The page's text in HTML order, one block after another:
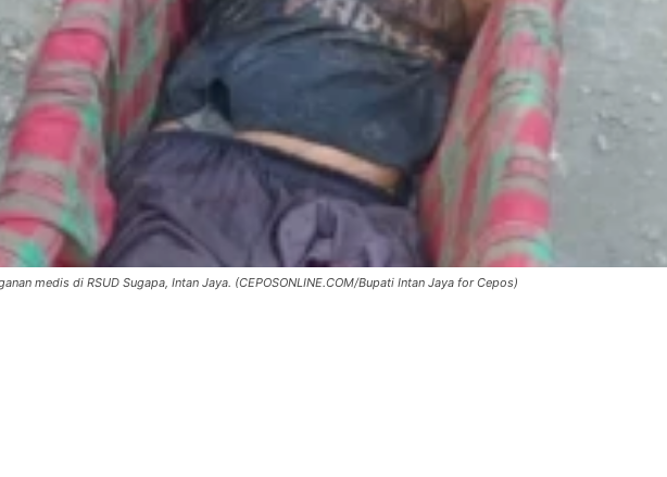
medis di RSUD Sugapa, Intan Jaya. (CEPOSONLINE.COM/Bupati Intan Jaya for Cepos)